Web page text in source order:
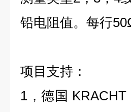
铅电阻值。每行
项目支持：
1，德国